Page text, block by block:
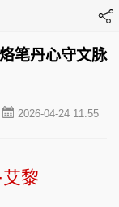
笔丹心守文脉
2026-04-24 11:55
艾黎